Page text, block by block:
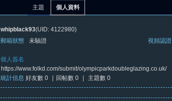
主題 個人資料
whipblack93(UID: 4122980)
郵箱狀態
未驗證 視頻認證
個人簽名
https://www.folkd.com/submit/olympicparkdoubleglazing.co.uk/
統計信息 好友數 0 回帖數 0 主題數 0